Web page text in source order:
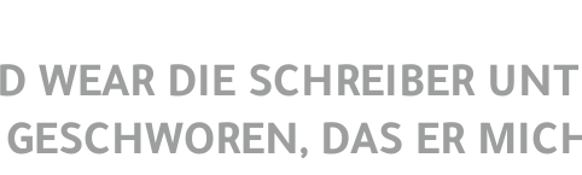
WEAR DIE SCHREIBER
DAS ER